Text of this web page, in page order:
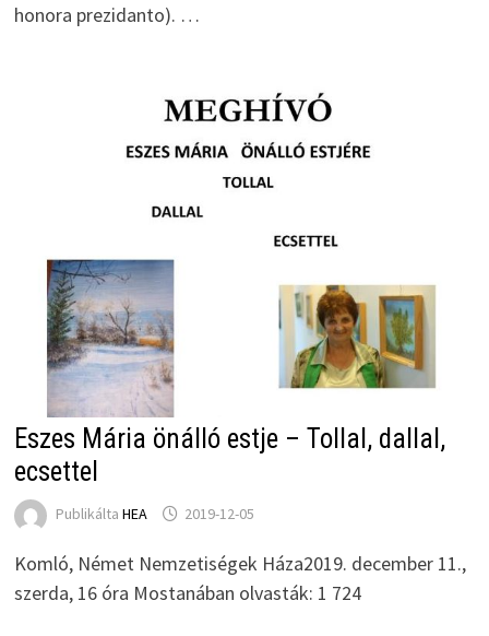
honora prezidanto). …
Eszes Mária önálló estje – Tollal, dallal,
ecsettel
Publikálta HEA 2019-12-05
Komló, Német Nemzetiségek Háza2019. december 11.,
szerda, 16 óra Mostanában olvasták: 1 724